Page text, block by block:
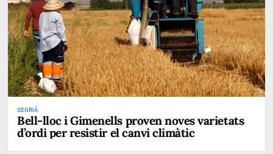
SEGRIÀ
Bell-lloc i Gimenells proven noves varietats
d’ordi per resistir el canvi climàtic